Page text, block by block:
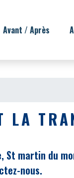
Avant / Après
LA
martin du
nous.